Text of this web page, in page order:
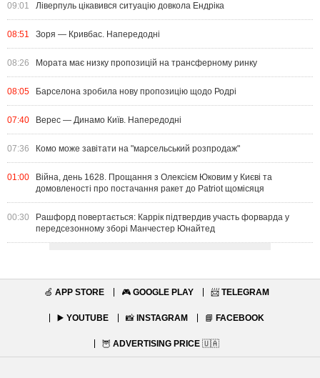
09:01 Ліверпуль цікавився ситуацію довкола Ендріка
08:51 Зоря — Кривбас. Напередодні
08:26 Мората має низку пропозицій на трансферному ринку
08:05 Барселона зробила нову пропозицію щодо Родрі
07:40 Верес — Динамо Київ. Напередодні
07:36 Комо може завітати на "марсельський розпродаж"
01:00
Війна, день 1628. Прощання з Олексієм Юковим у Києві та
домовленості про постачання ракет до Patriot щомісяця
00:30
Рашфорд повертається: Каррік підтвердив участь форварда у
передсезонному зборі Манчестер Юнайтед
🍏 APP STORE 🎮 GOOGLE PLAY 📨 TELEGRAM
▶️ YOUTUBE 📸 INSTAGRAM 📘 FACEBOOK
🦉 ADVERTISING PRICE 🇺🇦